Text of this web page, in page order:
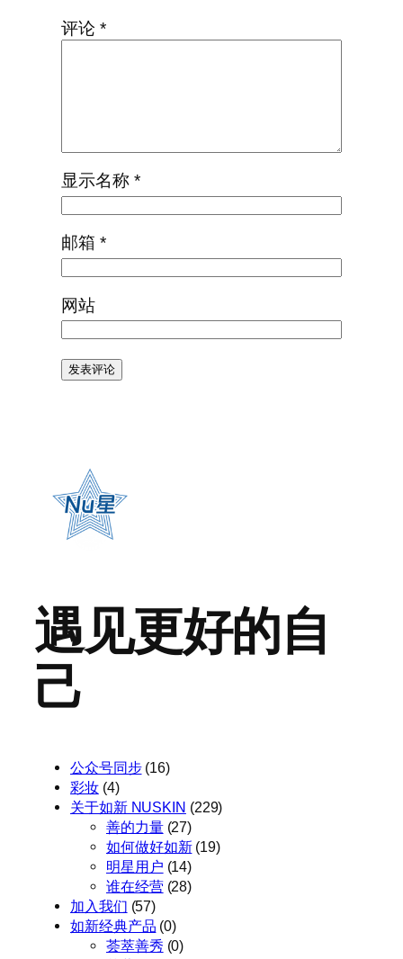
评论 *
显示名称 *
邮箱 *
网站
遇见更好的自
己
公众号同步(16)
彩妆(4)
关于如新 NUSKIN (229)
善的力量(27)
如何做好如新(19)
明星用户 (14)
谁在经营(28)
加入我们 (57)
如新经典产品 (0)
荟萃善秀 (0)